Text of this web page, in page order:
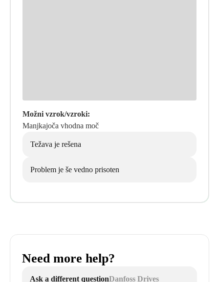
Možni vzrok/vzroki:
Manjkajoča vhodna moč
Težava je rešena
Problem je še vedno prisoten
Need more help?
Ask a different questionDanfoss Drives